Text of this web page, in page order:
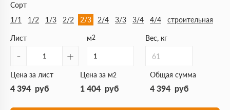
Сорт
1/1
1/2 1/3 2/2 2/3 2/4 3/3 3/4 4/4 строительная
Лист
- +
м2 Вес, кг
61
Цена за лист
4 394 руб
Цена за м2
1 404 руб
Общая сумма
4 394 руб